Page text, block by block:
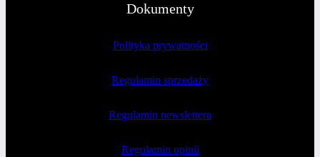
Dokumenty
Polityka prywatności
Regulamin sprzedaży
Regulamin newslettera
Regulamin opinii